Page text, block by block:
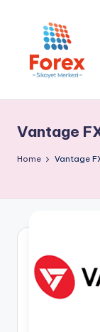
Vantage
Home Vantage